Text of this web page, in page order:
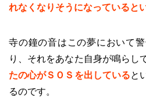
れなくなりそうになっていると
寺の鐘の音はこの夢において
り、それをあなた自身が鳴らし
たの心がＳＯＳを出していると
るのです。